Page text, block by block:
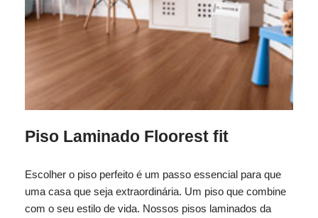
Piso Laminado Floorest fit
Escolher o piso perfeito é um passo essencial para que
uma casa que seja extraordinária. Um piso que combine
com o seu estilo de vida. Nossos pisos laminados da